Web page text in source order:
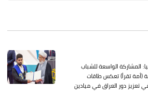
المشاركة الواسعة للشباب
(أمة تقرأ) تعكس طاقات
دور العراق في ميادين